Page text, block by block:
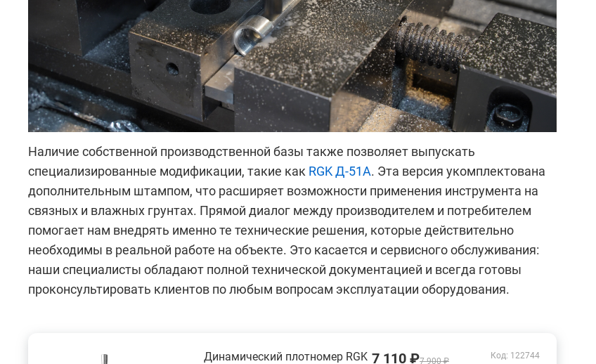
Наличие собственной производственной базы также позволяет выпускать
специализированные модификации, такие как RGK Д-51А. Эта версия укомплектована
дополнительным штампом, что расширяет возможности применения инструмента на
связных и влажных грунтах. Прямой диалог между производителем и потребителем
помогает нам внедрять именно те технические решения, которые действительно
необходимы в реальной работе на объекте. Это касается и сервисного обслуживания:
наши специалисты обладают полной технической документацией и всегда готовы
проконсультировать клиентов по любым вопросам эксплуатации оборудования.
Динамический плотномер RGK 7 110 ₽7 900 ₽
Код: 122744